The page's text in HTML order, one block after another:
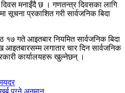
मनाइँदै छ । गणतन्त्र दिवसका लागि
सूचना प्रकाशित गरी सार्वजनिक बिदा
गते आइतबार नियमित सार्वजनिक बिदा
लगातार चार दिन सार्वजनिक
कार्यालयहरू खुल्नेछन् ।